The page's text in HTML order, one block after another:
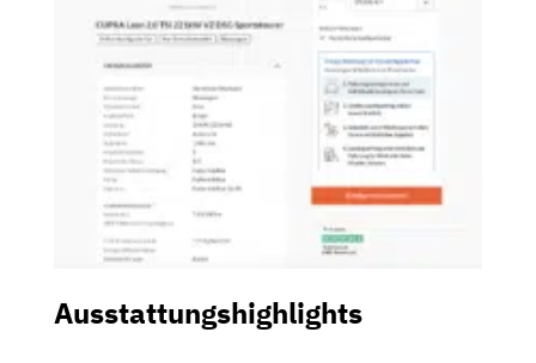
Ausstattungshighlights